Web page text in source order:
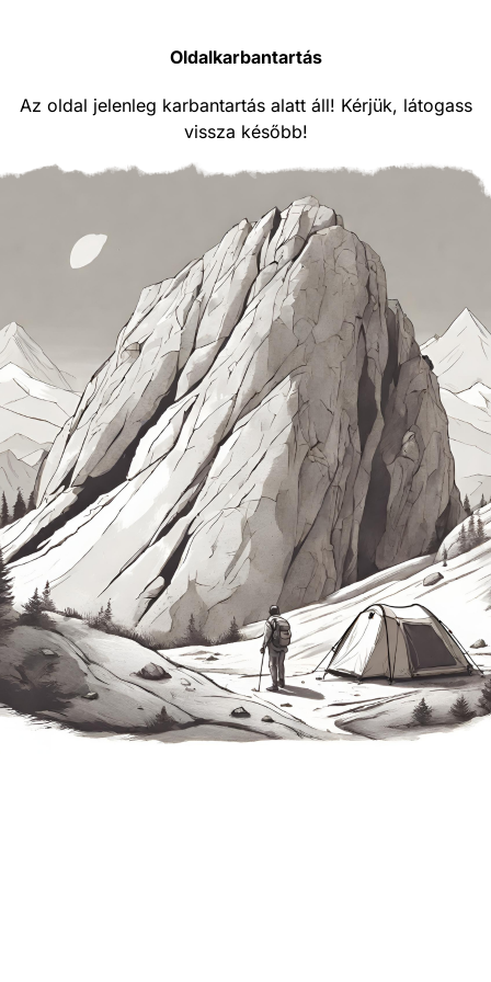
Oldalkarbantartás
Az oldal jelenleg karbantartás alatt áll! Kérjük, látogass
vissza később!